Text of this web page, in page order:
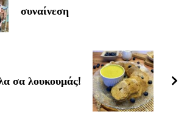
συναίνεση
σα λουκουμάς!